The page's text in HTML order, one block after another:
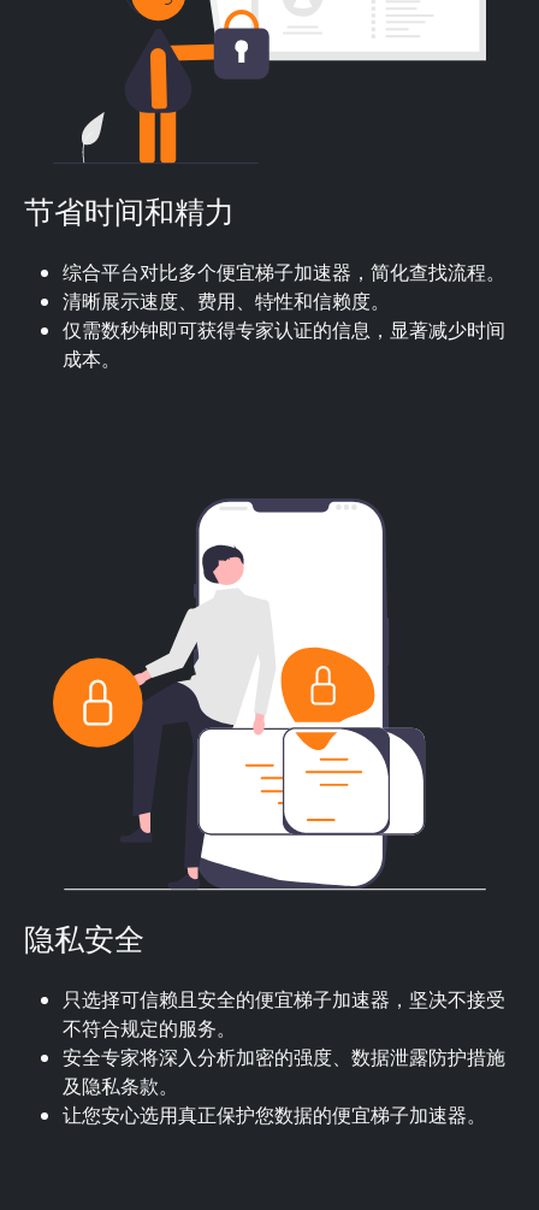
节省时间和精力
综合平台对比多个便宜梯子加速器，简化查找流程。
清晰展示速度、费用、特性和信赖度。
仅需数秒钟即可获得专家认证的信息，显著减少时间
成本。
隐私安全
只选择可信赖且安全的便宜梯子加速器，坚决不接受
不符合规定的服务。
安全专家将深入分析加密的强度、数据泄露防护措施
及隐私条款。
让您安心选用真正保护您数据的便宜梯子加速器。